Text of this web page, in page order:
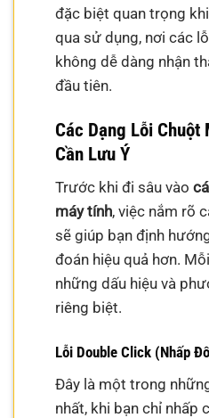
đặc biệt quan trọng
qua sử dụng, nơi các
không dễ dàng nhận
đầu tiên.
Các Dạng Lỗi Chuột
Cần Lưu Ý
Trước khi đi sâu vào
máy tính, việc nắm rõ
sẽ giúp bạn định
đoán hiệu quả hơn.
những dấu hiệu và
riêng biệt.
Lỗi Double Click (Nhấp
Đây là một trong
nhất, khi bạn chỉ nhấp